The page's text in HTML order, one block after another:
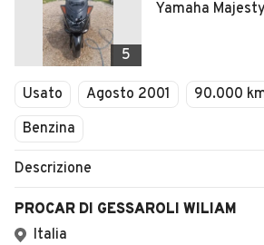
5
Yamaha
Usato Agosto 2001 90.000
Benzina
Descrizione
PROCAR DI GESSAROLI WILIAM
Italia